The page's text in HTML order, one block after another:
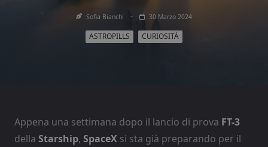
Sofia Bianchi 30 Marzo 2024
ASTROPILLS CURIOSITÀ
Appena una settimana dopo il lancio di prova FT-3
della Starship, SpaceX si sta già preparando per il